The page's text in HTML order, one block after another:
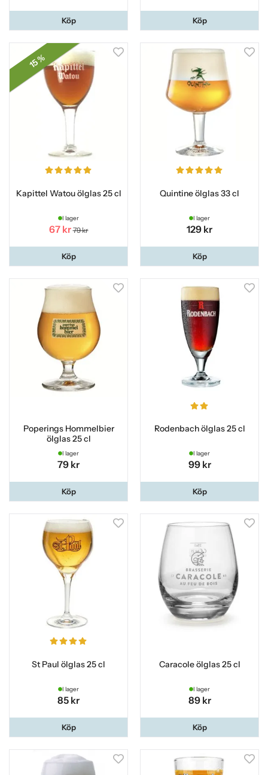
Köp Köp
15 %
Kapittel Watou ölglas 25 cl
I lager
67 kr 79 kr
Köp
Quintine ölglas 33 cl
I lager
129 kr
Köp
Poperings Hommelbier
ölglas 25 cl
I lager
79 kr
Köp
Rodenbach ölglas 25 cl
I lager
99 kr
Köp
St Paul ölglas 25 cl
I lager
85 kr
Köp
Caracole ölglas 25 cl
I lager
89 kr
Köp